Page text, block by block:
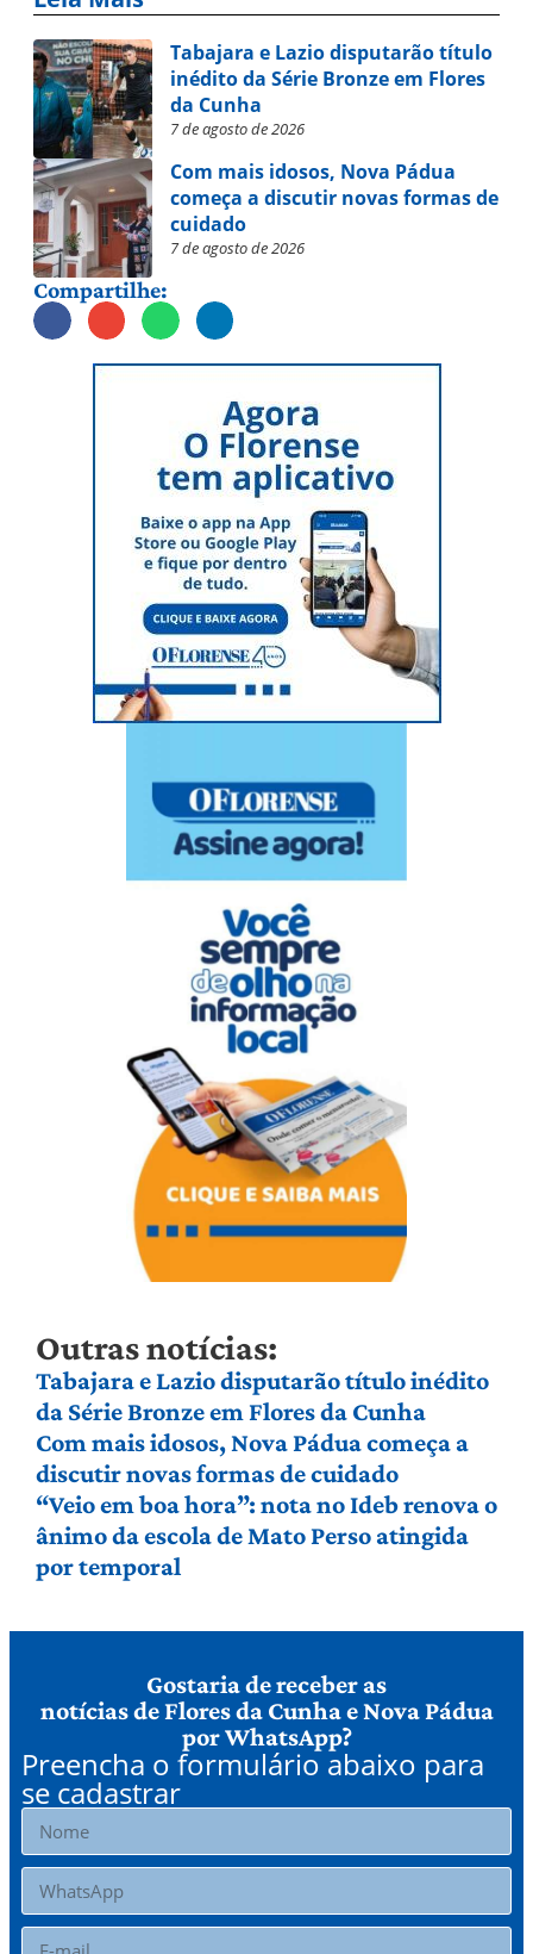
Tabajara e Lazio disputarão título
inédito da Série Bronze em Flores
da Cunha
7 de agosto de 2026
Com mais idosos, Nova Pádua
começa a discutir novas formas de
cuidado
7 de agosto de 2026
Compartilhe:
Outras notícias:
Tabajara e Lazio disputarão título inédito
da Série Bronze em Flores da Cunha
Com mais idosos, Nova Pádua começa a
discutir novas formas de cuidado
“Veio em boa hora”: nota no Ideb renova o
ânimo da escola de Mato Perso atingida
por temporal
Gostaria de receber as
notícias de Flores da Cunha e Nova Pádua
por WhatsApp?
Preencha o formulário abaixo para
se cadastrar